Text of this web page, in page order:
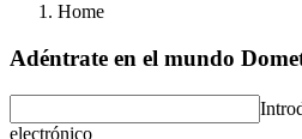
Home
Adéntrate en el mundo
electrónico